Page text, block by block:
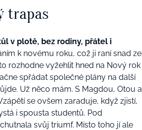
trapas
v plotě, bez rodiny, přátel i
k novému roku, což ji raní snad ze
rozhodne vyžehlit hned na Nový rok
spřádat společné plány na další
Už něco mám. S Magdou, Otou a
se ovšem zaraduje, když zjistí,
i spousta studentů. Pod
svůj triumf. Místo toho jí ale